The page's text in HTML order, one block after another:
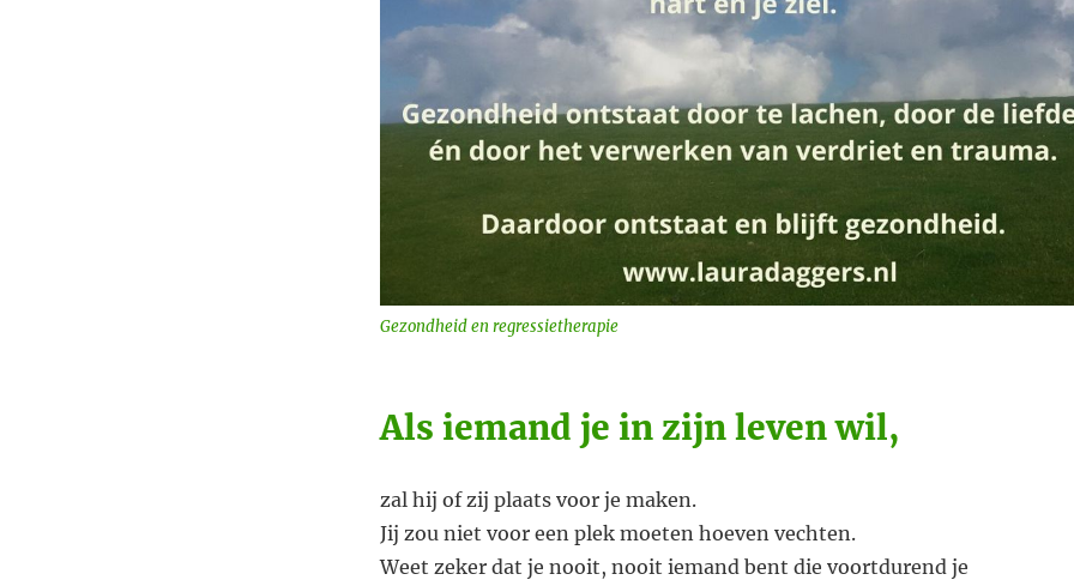
Gezondheid en regressietherapie
Als iemand je in zijn leven wil,
zal hij of zij plaats voor je maken.
Jij zou niet voor een plek moeten hoeven vechten.
Weet zeker dat je nooit, nooit iemand bent die voortdurend je